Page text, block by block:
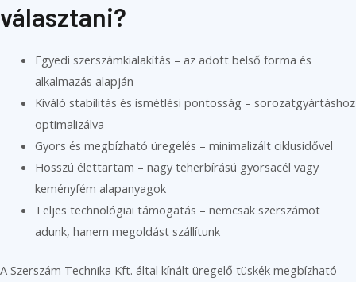
választani?
Egyedi szerszámkialakítás – az adott belső forma és
alkalmazás alapján
Kiváló stabilitás és ismétlési pontosság – sorozatgyártáshoz
optimalizálva
Gyors és megbízható üregelés – minimalizált ciklusidővel
Hosszú élettartam – nagy teherbírású gyorsacél vagy
keményfém alapanyagok
Teljes technológiai támogatás – nemcsak szerszámot
adunk, hanem megoldást szállítunk
A Szerszám Technika Kft. által kínált üregelő tüskék megbízható